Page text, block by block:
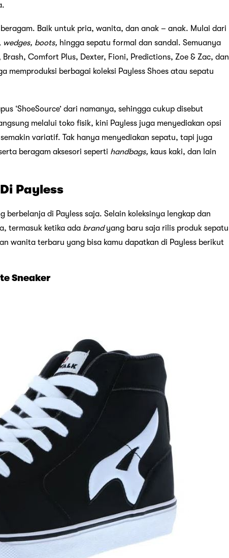
Baik untuk pria, wanita, dan anak – anak. Mulai dari
wedges, boots, hingga sepatu formal dan sandal. Semuanya
Comfort Plus, Dexter, Fioni, Predictions, Zoe & Zac, dan
berbagai koleksi Payless Shoes atau sepatu
‘ShoeSource’ dari namanya, sehingga cukup disebut
melalui toko fisik, kini Payless juga menyediakan opsi
variatif. Tak hanya menyediakan sepatu, tapi juga
beragam aksesori seperti handbags, kaus kaki, dan lain
Payless
berbelanja di Payless saja. Selain koleksinya lengkap dan
termasuk ketika ada brandyang baru saja rilis produk sepatu
wanita terbaru yang bisa kamu dapatkan di Payless berikut
Sneaker